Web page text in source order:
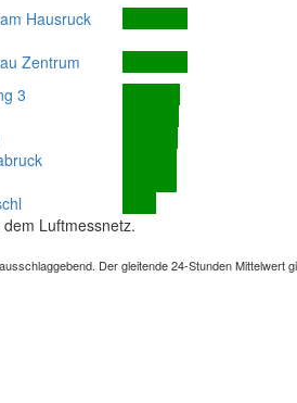
Hausruck
Zentrum
3
Luftmessnetz.
Der gleitende 24-Stunden Mittelwert